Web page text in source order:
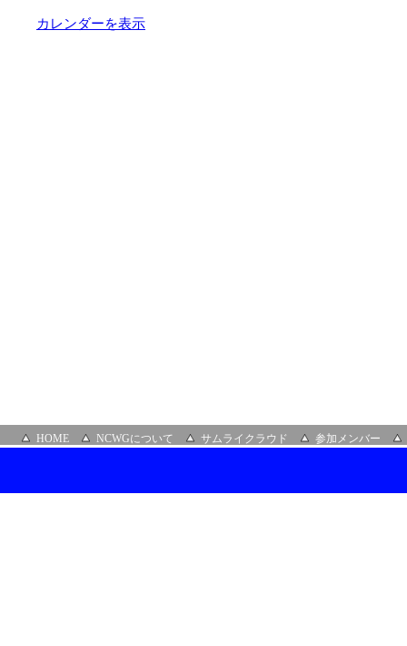
カレンダーを表示
HOME NCWGについて サムライクラウド 参加メンバー